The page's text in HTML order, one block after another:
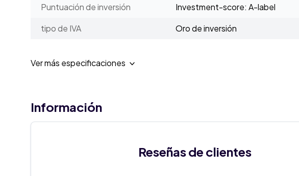
Puntuación de inversión
Investment-score: A-label
tipo de IVA
Oro de inversión
Ver más especificaciones
Información
Reseñas de clientes